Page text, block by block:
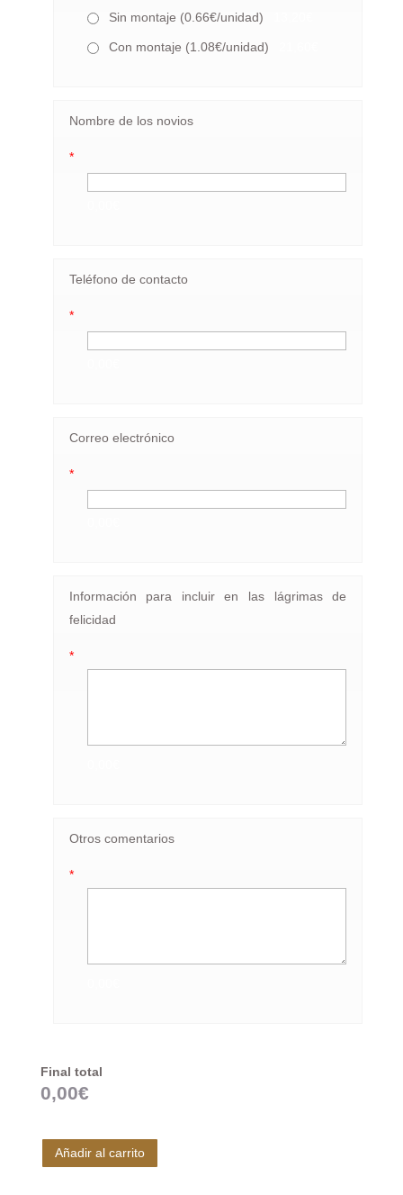
Sin montaje (0.66€/unidad)
Con montaje (1.08€/unidad)
Nombre de los novios
*
Teléfono de contacto
*
Correo electrónico
*
Información para incluir en las lágrimas de
felicidad
*
Otros comentarios
*
Final total
0,00€
Añadir al carrito